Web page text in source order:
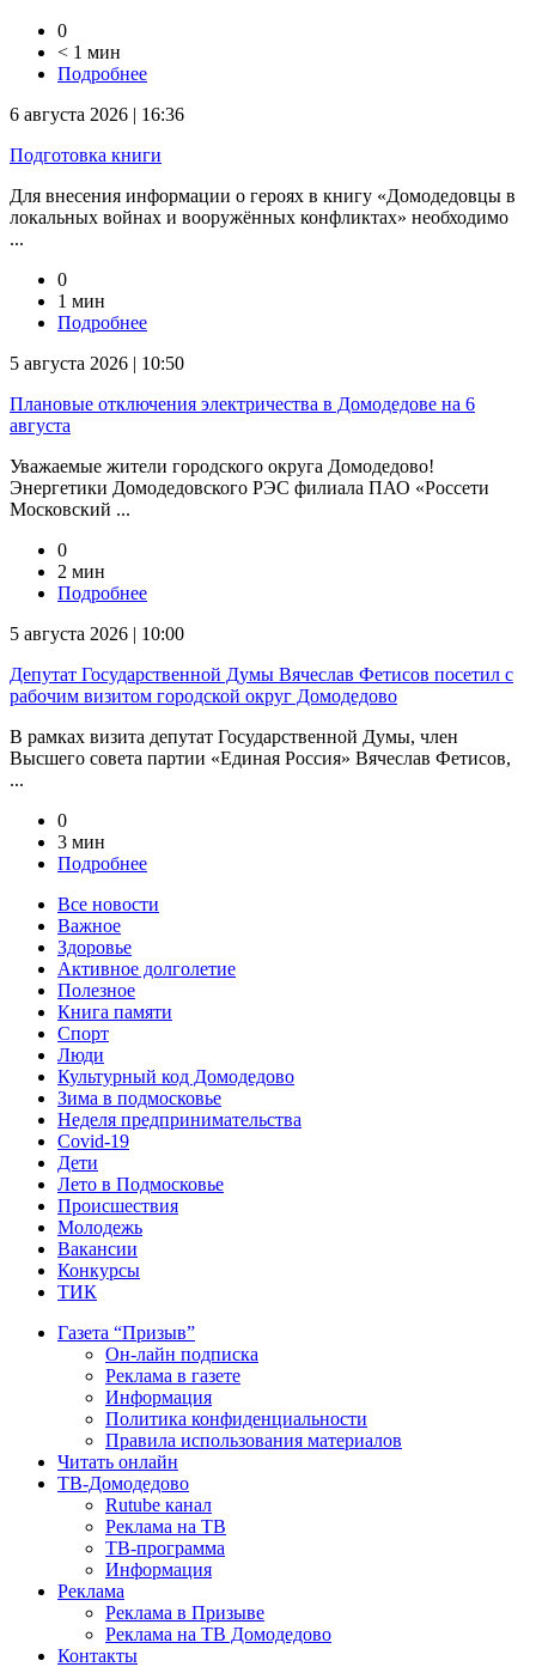
0
< 1 мин
Подробнее
6 августа 2026 | 16:36
Подготовка книги
Для внесения информации о героях в книгу «Домодедовцы в
локальных войнах и вооружённых конфликтах» необходимо
...
0
1 мин
Подробнее
5 августа 2026 | 10:50
Плановые отключения электричества в Домодедове на 6
августа
Уважаемые жители городского округа Домодедово!
Энергетики Домодедовского РЭС филиала ПАО «Россети
Московский ...
0
2 мин
Подробнее
5 августа 2026 | 10:00
Депутат Государственной Думы Вячеслав Фетисов посетил с
рабочим визитом городской округ Домодедово
В рамках визита депутат Государственной Думы, член
Высшего совета партии «Единая Россия» Вячеслав Фетисов,
...
0
3 мин
Подробнее
Все новости
Важное
Здоровье
Активное долголетие
Полезное
Книга памяти
Спорт
Люди
Культурный код Домодедово
Зима в подмосковье
Неделя предпринимательства
Covid-19
Дети
Лето в Подмосковье
Происшествия
Молодежь
Вакансии
Конкурсы
ТИК
Газета “Призыв”
Он-лайн подписка
Реклама в газете
Информация
Политика конфиденциальности
Правила использования материалов
Читать онлайн
ТВ-Домодедово
Rutube канал
Реклама на ТВ
ТВ-программа
Информация
Реклама
Реклама в Призыве
Реклама на ТВ Домодедово
Контакты